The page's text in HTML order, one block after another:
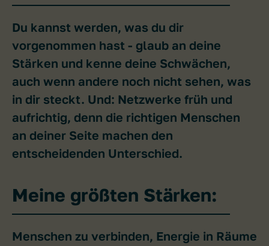
Du kannst werden, was du dir
vorgenommen hast - glaub an deine
Stärken und kenne deine Schwächen,
auch wenn andere noch nicht sehen, was
in dir steckt. Und: Netzwerke früh und
aufrichtig, denn die richtigen Menschen
an deiner Seite machen den
entscheidenden Unterschied.
Meine größten Stärken:
Menschen zu verbinden, Energie in Räume